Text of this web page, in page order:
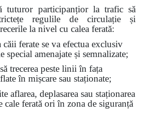
tuturor participanțior la trafic să
regulile de circulație și
la nivel cu calea ferată:
căii ferate se va efectua exclusiv
special amenajate și semnalizate;
trecerea peste linii în fața
în mișcare sau staționate;
aflarea, deplasarea sau staționarea
cale ferată ori în zona de siguranță